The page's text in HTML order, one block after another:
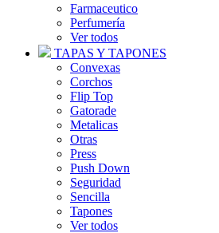
Farmaceutico
Perfumería
Ver todos
TAPAS Y TAPONES
Convexas
Corchos
Flip Top
Gatorade
Metalicas
Otras
Press
Push Down
Seguridad
Sencilla
Tapones
Ver todos